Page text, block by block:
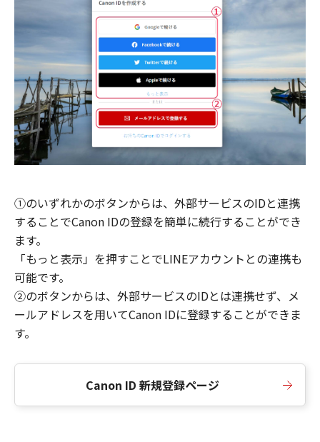
①のいずれかのボタンからは、外部サービスのIDと連携
することでCanon IDの登録を簡単に続行することができ
ます。
「もっと表示」を押すことでLINEアカウントとの連携も
可能です。
②のボタンからは、外部サービスのIDとは連携せず、メ
ールアドレスを用いてCanon IDに登録することができま
す。
Canon ID 新規登録ページ